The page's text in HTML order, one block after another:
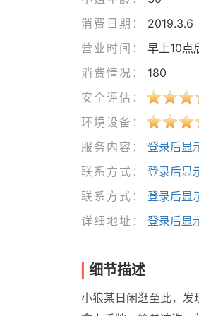
消费日期：
2019.3.6
营业时间：
早上10点
消费情况：
180
安全评估：
环境设备：
服务内容：
登录后显
联系方式：
登录后显
联系方式：
登录后显
详细地址：
登录后显
细节描述
小狼某日闲逛至此，发